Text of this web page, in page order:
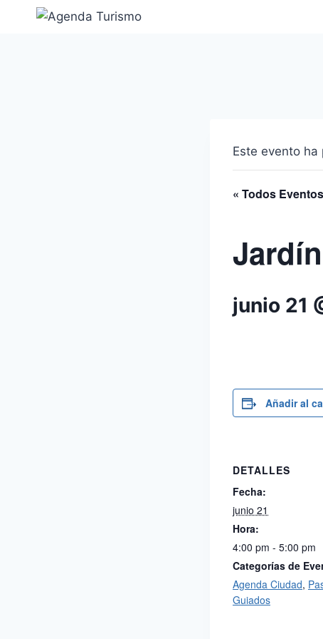
Este evento ha
« Todos Eventos
junio 21
Añadir al
DETALLES
Fecha:
junio 21
Hora:
4:00 pm - 5:00 pm
Categorías de
Agenda Ciudad,
Guiados